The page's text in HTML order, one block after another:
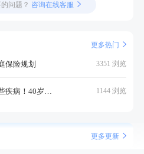
问题？ 咨询在线客服
更多热门
保险规划 3351 浏览
疾病最需要注意！ 1144 浏览
更多更新